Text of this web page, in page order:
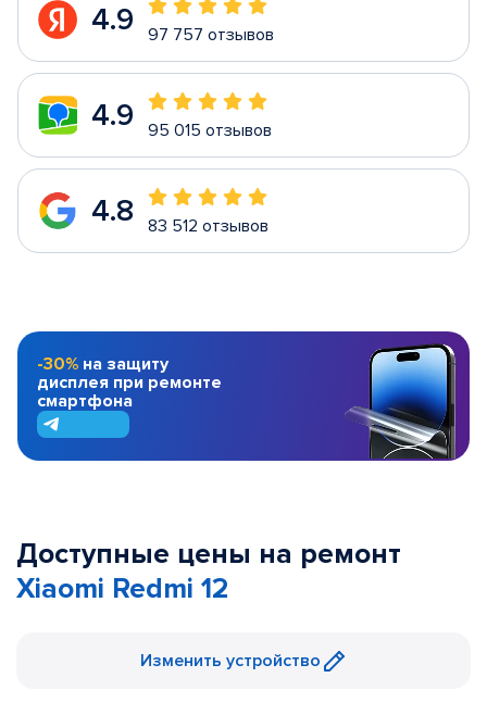
4.9 97 757 отзывов
4.9 95 015 отзывов
4.8 83 512 отзывов
-30% на защиту
дисплея при ремонте
смартфона
Доступные цены на ремонт
Xiaomi Redmi 12
Изменить устройство